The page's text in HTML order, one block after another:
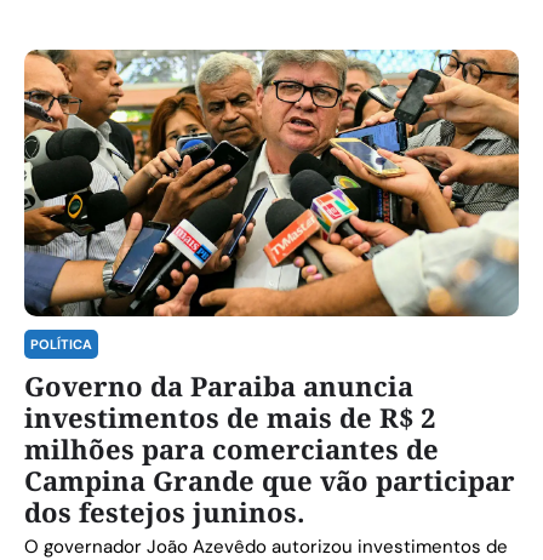
POLÍTICA
Governo da Paraiba anuncia
investimentos de mais de R$ 2
milhões para comerciantes de
Campina Grande que vão participar
dos festejos juninos.
O governador João Azevêdo autorizou investimentos de